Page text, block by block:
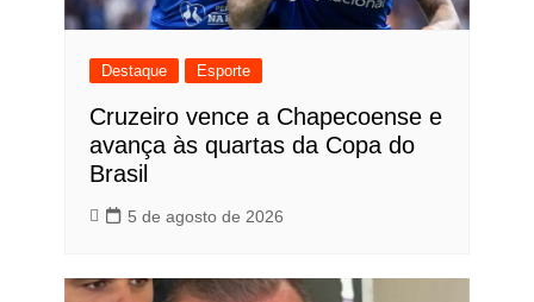
Destaque Esporte
Cruzeiro vence a Chapecoense e
avança às quartas da Copa do
Brasil
5 de agosto de 2026